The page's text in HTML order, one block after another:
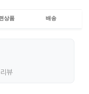
상품 배송
뷰